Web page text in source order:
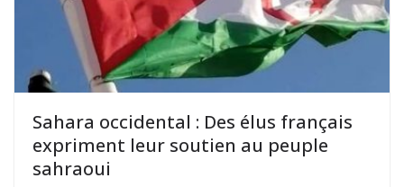
Sahara occidental : Des élus français
expriment leur soutien au peuple
sahraoui